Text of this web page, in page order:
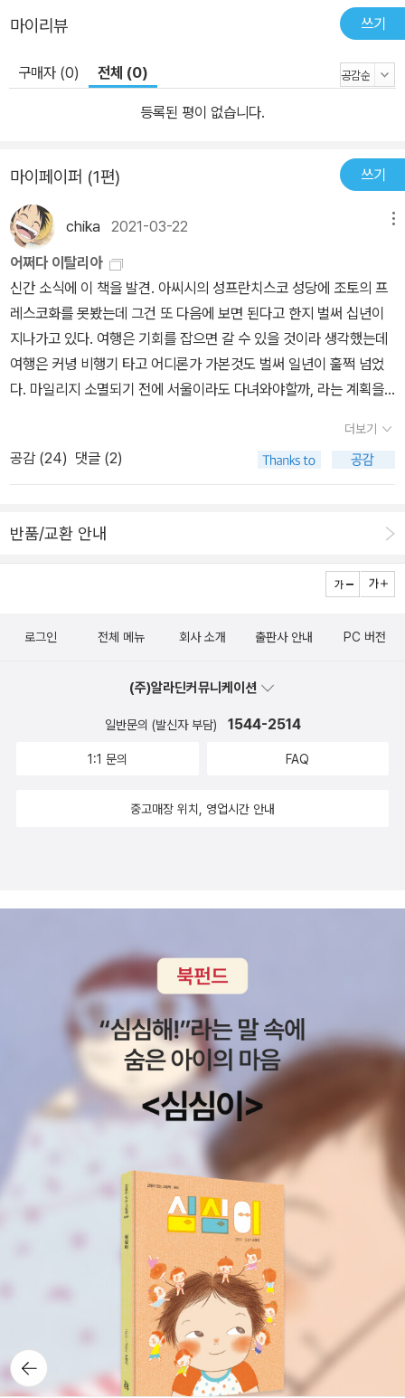
고쳐 쓰고, 어쩌면 새롭게 설계하는 일까지 가능해지기를” 저자는 소
망한다. 저자는 6장에서 그 가능성을 공들여 이야기한다. 이를테면
현재 생존자 3세들은 부모가 수용소에서 받았던 일련번호를 문신으
로 새기는 등 고통의 유산을 자기 정체성이나 자긍심으로 받아들여
보존과 기억의 새로운 방식을 만드는 중이다. 또는 독일 전범세대 3
누며 미래를 준비하고 있다. 저자는 복잡한 밧줄로 엮인 연대에 주목
한다. 이 ‘미래를 향해 나아가는 가지들’에 새로운 열쇠가 있다는 것이
다. 금기어들, 재현의 가능성과 불가능성 하지만 고통을 재현하고 증
언하는 일은 간단하지 않다. 고통은 경험자들의 신체에 개별적으로
새겨지기 때문이다. 이를테면 저자의 어머니는 식사를 마치고 얼마
되지도 않아 배고픔을 호소하거나, 닭을 먹을 때면 뼈다귀를 쪼개 골
수까지 빨며 게걸스러움을 보였다. 그 허기에는 학살을 피해 숨어 살
고 굶기를 밥 먹듯이 했던 어머니의 경험이 새겨져 있다. 또한 같은 사
건에 대한 경험도 사람에 따라 다르게 기억되곤 한다. 1995년에 가
족과 함께 부헨발트를 방문했던 일을 회고하면서, 저자는 한 사건을
가 아니라 파시즘에 맞선 수감자 봉기의 상징이었던 것이다. 특히 9
20세기 중반의 잔인한 역사를 재현하는 작품들은 셀 수 없이 많다.
하지만 몇몇 훌륭한 작품을 제외하고는 생존자들의 몸에 새겨진 언어
를 ‘누가’ ‘어떻게’ 전유할 수 있는가 하는 거대한 문제에 부딪힌다. 학
은 해방 후 10년 동안 펜을 들지 못했다. 샤를로트 델보는 전쟁이 끝
했다. 프리모 레비 또한 그 폭력의 실체를 온전히 그려낼 수 없었다고
고백한 바 있다. 사건을 직접 경험한 생존자들에게조차 어떤 언어들
려달라’는 저자의 요청을 받자 ‘이야기’라는 단어에 거부감을 드러내
무거운 의미를 담고 있었다. 하지만 저자는 이 불가능성 앞에서 멈추
이 소개되고 있다. 상처를 가리지 않고 아름답게 꾸미는 작업이다. 증
언의 어려움은 쉽사리 해소되지 않지만, 저자가 주장하듯이 예술작품
을 창작하고 공유하는 것은 분명 인간의 가장 심오한 능력 중 하나다.
클로드 란즈만의 「쇼아, 홀로코스트의 구술 역사」, 토니 모리슨의 『빌
러비드』, 엘리 위젤의 『밤』처럼 폭력의 역사를 성공적으로 조명해낸
사례도 있다. 결국 끊임없이 대화하는 것이 중요하다. 3장에서 저자
는 유대인 청소를 피해 살아남은 폴린과의 만남을 회고한다. 그녀에
게는 ‘여덟 명의 어머니’가 있었다. 한 명의 생모, 그리고 그녀를 숨겨
준 또 다른 어머니들이었다. 저자는 그 만남에 관하여 이렇게 썼다.
“생존자 카페는 따로 있지 않았다. 그동안 내가 수없이 참석해온 이런
자리가 결국 다 생존자 카페였다.” 저자는 폴린에게서 충분한 대화를
나누지 못하고 세상을 떠나버린 어머니를 떠올린다. 이야기를 통해
세대와 세대가, 상처와 상처가 겹쳐지는 대목이다. 기억을 계속하기
차린 듯했고, 그 증인은 내가 될 것이라고 입이 아닌 마음으로 말하고
서 풀려난 후 미국으로 이민해 한 번도 고향을 쳐다보지 않았던 아버
지는 처음에 선뜻 여행에 나서지 못했다. 독일은 그를 잉태한 땅이지
마이리뷰 쓰기
구매자 (0) 전체 (0)
등록된 평이 없습니다.
마이페이퍼 (1편) 쓰기
chika 2021-03-22
어쩌다 이탈리아
신간 소식에 이 책을 발견. 아씨시의 성프란치스코 성당에 조토의 프
레스코화를 못봤는데 그건 또 다음에 보면 된다고 한지 벌써 십년이
지나가고 있다. 여행은 기회를 잡으면 갈 수 있을 것이라 생각했는데
여행은 커녕 비행기 타고 어디론가 가본것도 벌써 일년이 훌쩍 넘었
다. 마일리지 소멸되기 전에 서울이라도 다녀와야할까, 라는 계획을
트 생존자 부부의 딸인 저자. 외상후 스트레스 장애가 자손들에게 유
전된 사례에 관한 연구도 있다고 하는데. 어둠의 세계.'방산업체들은
입법부, 사법부, 행정부에 이은 정부의 네번째 기관이 되었다'. 무기
한 자료, 사람, 현장 위를 종횡무진한다고 함.내일 아침에는 정말 괜찮
라는 편견을 넘어 국내에서 사람과 함께 사는 반려묘의 40%를 차지
의 검은고양이와 숙종의 퍼스트캣 금손이 등 고양이와 한국인의 우여
청하고 싶은 책.두어달의 신간을 살펴보는데 역시 소장한 책은 두어
권밖에 되지 않는다. 그런데 그마저도 아직 읽지를 못했으니. 생각해
니 지금 이렇게 추천도서를 훑어보고 있는 것이 잘하는 짓인가 싶기
의 마지막 팬데믹이 되려면. 진실하고 우호적이고 따뜻하게 소통하
더 될 필요없어. 너로 이미 충분해가난한 그대의 빛나는 마음. 이제 필
요한것은 백석의 시와 문학을 북한 시의 범주에서 논하는 것이다.우
한 일기를 읽고 싶었는데 때를 놓치니 이제 좀 시들해졌다. 정작 중국
에서는 출판되지 않은 이 책의 내용이 궁금하기는 하지만. 그리고 잊
고 있었던 달리기의 과학. 이 책은 한번 훑어봤는데 그 후 어디에 처박
아 뒀는지는 기억에 없네. 그러니 여전히 달리기는 커녕 걷기도 제대
로 못하고 있는것인지도. 4월 혁명의 주체들. 4월 혁명에 참여한 좀
더 다양한 주체들의 행동과 역할에 대한 관심과 연구가 필요하다.4.1
9혁명은 우리 역사상 최초로 대중이 주도해 집권자를 몰아낸 사건이
었다. 저자들은 대학생과 지식인의 항거가 주로 부각되고, 다른 계층
의 참여는 소외되는 경향이 있다고 본다. 서울. 대학생, 엘리트가 아닌
소외된 4월 혁명 참여자들을 재조명하는 게 이 책의 주된 목적이다.
부정선거 반대시위를 가장 먼저 연 것은 중고등학생이었다. 이들은
학도호국단 활동 경험을 활용해 다른 계층보다 빨리 행동에 나섰다.
실업자, 일용직 노동자 등 도시 빈민층의 활동도 두드러졌다. 이들은
부마항쟁, 5.18 민주화운동, 6월 항쟁 등 대규모 민주항쟁마다 활약
했지만 기록되지 못했다. 여성의 참여도 누락됐다. 학생뿐 아니라 중
년, 노년 여성들의 활동도 기록했다.
더보기
공감 (24) 댓글 (2)
반품/교환 안내
뒤로가
기
로그인 전체 메뉴 회사 소개 출판사 안내 PC 버전
(주)알라딘커뮤니케이션
일반문의 (발신자 부담) 1544-2514
1:1 문의 FAQ
중고매장 위치, 영업시간 안내